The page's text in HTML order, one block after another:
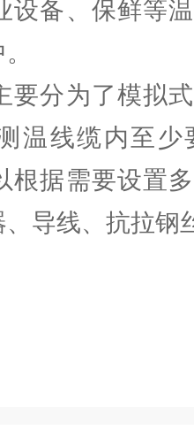
设备、保鲜等
分为了模拟式
温线缆内至少
根据需要设置
导线、抗拉钢